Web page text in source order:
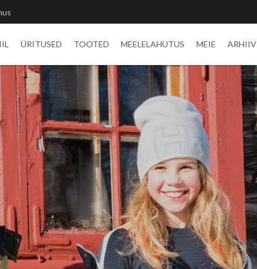
ÜRITUSED TOOTED MEELELAHUTUS MEIE ARHIIV